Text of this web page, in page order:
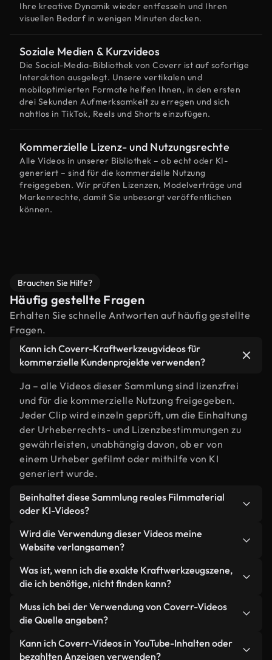
Ihre kreative Dynamik wieder entfesseln und Ihren
visuellen Bedarf in wenigen Minuten decken.
Soziale Medien & Kurzvideos
Die Social-Media-Bibliothek von Coverr ist auf sofortige
Interaktion ausgelegt. Unsere vertikalen und
mobiloptimierten Formate helfen Ihnen, in den ersten
drei Sekunden Aufmerksamkeit zu erregen und sich
nahtlos in TikTok, Reels und Shorts einzufügen.
Kommerzielle Lizenz- und Nutzungsrechte
Alle Videos in unserer Bibliothek – ob echt oder KI-
generiert – sind für die kommerzielle Nutzung
freigegeben. Wir prüfen Lizenzen, Modelverträge und
Markenrechte, damit Sie unbesorgt veröffentlichen
können.
Brauchen Sie Hilfe?
Häufig gestellte Fragen
Erhalten Sie schnelle Antworten auf häufig gestellte
Fragen.
Kann ich Coverr-Kraftwerkzeugvideos für
kommerzielle Kundenprojekte verwenden?
Ja – alle Videos dieser Sammlung sind lizenzfrei
und für die kommerzielle Nutzung freigegeben.
Jeder Clip wird einzeln geprüft, um die Einhaltung
der Urheberrechts- und Lizenzbestimmungen zu
gewährleisten, unabhängig davon, ob er von
einem Urheber gefilmt oder mithilfe von KI
generiert wurde.
Beinhaltet diese Sammlung reales Filmmaterial
oder KI-Videos?
Beides. Es handelt sich um eine Hybridbibliothek
aus realen, von Menschen aufgenommenen
KI-generierten Videos. Jedes Video ist eindeutig
beschriftet, sodass Sie immer wissen, was Sie
verwenden.
Wird die Verwendung dieser Videos meine
Website verlangsamen?
Nicht, wenn Sie unsere optimierten Versionen
wählen. Wir bieten schlanke, webfähige Formate,
wurden – so bleibt die Qualität hoch, während
gleichzeitig die Ladezeiten minimiert und
Kennzahlen wie LCP verbessert werden.
Was ist, wenn ich die exakte Kraftwerkzeugszene,
die ich benötige, nicht finden kann?
Mit Coverr AI Studio erstellen Sie im
Handumdrehen ein solches Video. Beschreiben Sie
bei Sonnenuntergang" – und das Studio generiert
Muss ich bei der Verwendung von Coverr-Videos
die Quelle angeben?
Eine Namensnennung ist nicht erforderlich. Alle
Videos in unserer Stockbibliothek sind lizenzfrei
Kann ich Coverr-Videos in YouTube-Inhalten oder
bezahlten Anzeigen verwenden?